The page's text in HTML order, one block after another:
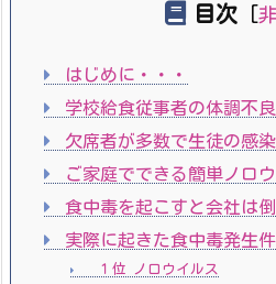
目次
はじめに・・・
学校給食従事者の体調不
欠席者が多数で生徒の感
ご家庭でできる簡単ノロ
食中毒を起こすと会社は
実際に起きた食中毒発生
１位 ノロウイルス